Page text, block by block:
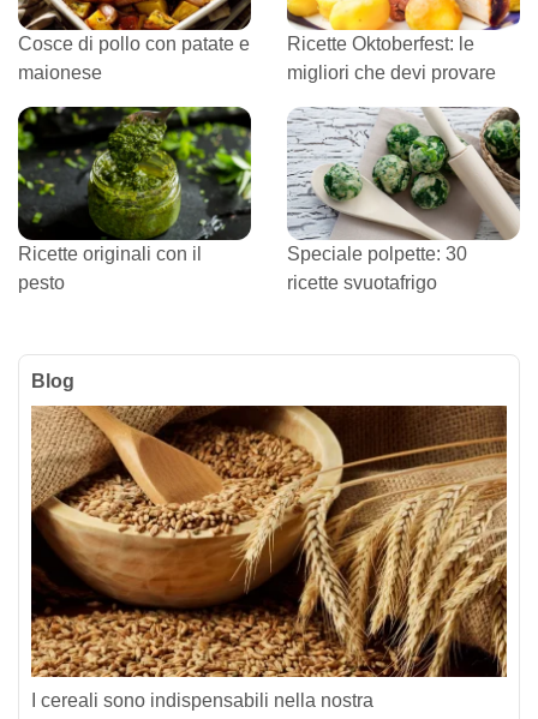
Cosce di pollo con patate e
maionese
Ricette Oktoberfest: le
migliori che devi provare
Ricette originali con il
pesto
Speciale polpette: 30
ricette svuotafrigo
Blog
I cereali sono indispensabili nella nostra